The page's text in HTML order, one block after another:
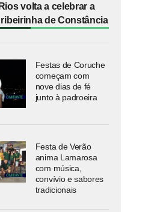
volta a celebrar a
de Constância
Festas de Coruche
começam com
nove dias de fé
junto à padroeira
Festa de Verão
anima Lamarosa
com música,
convívio e sabores
tradicionais